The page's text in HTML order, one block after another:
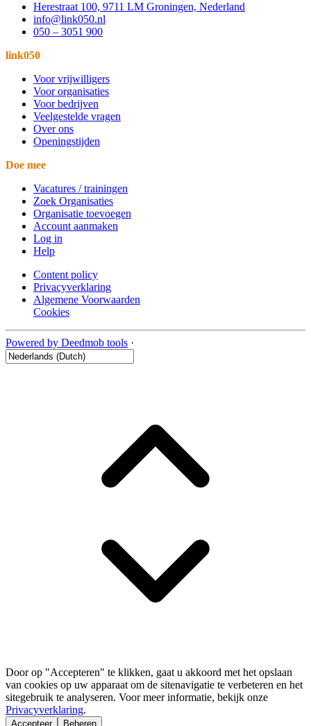
Herestraat 100, 9711 LM Groningen, Nederland
info@link050.nl
050 – 3051 900
link050
Voor vrijwilligers
Voor organisaties
Voor bedrijven
Veelgestelde vragen
Over ons
Openingstijden
Doe mee
Vacatures / trainingen
Zoek Organisaties
Organisatie toevoegen
Account aanmaken
Log in
Help
Content policy
Privacyverklaring
Algemene Voorwaarden
Cookies
Powered by Deedmob tools ·
Door op "Accepteren" te klikken, gaat u akkoord met het opslaan
van cookies op uw apparaat om de sitenavigatie te verbeteren en het
sitegebruik te analyseren. Voor meer informatie, bekijk onze
Privacyverklaring.
Accepteer Beheren